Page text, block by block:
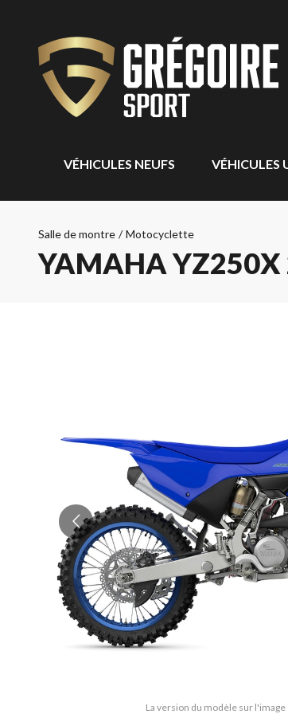
VÉHICULES NEUFS VÉHICULES
Salle de montre / Motocyclette
YAMAHA YZ250X
La version du modèle sur l'image